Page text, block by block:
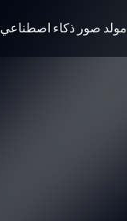
مولد صور ذكاء اصطناعي